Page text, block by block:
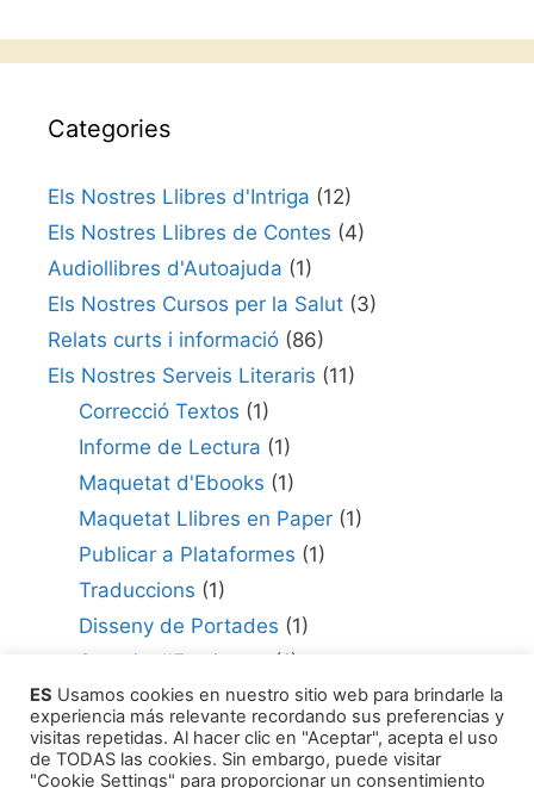
Categories
Els Nostres Llibres d'Intriga (12)
Els Nostres Llibres de Contes (4)
Audiollibres d'Autoajuda (1)
Els Nostres Cursos per la Salut (3)
Relats curts i informació (86)
Els Nostres Serveis Literaris (11)
Correcció Textos (1)
Informe de Lectura (1)
Maquetat d'Ebooks (1)
Maquetat Llibres en Paper(1)
Publicar a Plataformes (1)
Traduccions (1)
Disseny de Portades (1)
Serveis d'Escriptura
(1)
Consultor per Edició(1)
Com Publicar la teva Obra(1)
Agents Literaris(1)
ES Usamos cookies en nuestro sitio web para brindarle la
experiencia más relevante recordando sus preferencias y
visitas repetidas. Al hacer clic en "Aceptar", acepta el uso
de TODAS las cookies. Sin embargo, puede visitar
"Cookie Settings" para proporcionar un consentimiento